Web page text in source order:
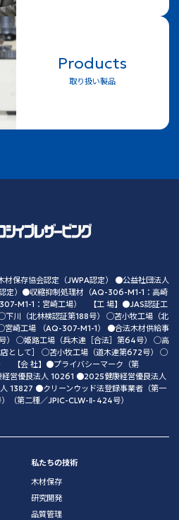
Products
取り扱い製品
材保存協会認定（JWPA認定） ●公益社団法人
定）●収縮抑制処理材（AQ-306-M1-1：高崎
M1-1：宮崎工場） 【工 場】●JAS認証工
川（北林検認証第188号） ◯苫小牧工場（北
崎工場 （AQ-307-M1-1） ●合法木材供給事
） ◯姫路工場（兵木連［合法］第64号） ◯高
として］ ◯苫小牧工場（道木連第672号） ◯
【会 社】●プライバシーマーク（第
営優良法人 10261 ●2025健康経営優良法人
13827 ●クリーンウッド法登録事業者（第一
（第二種／JPIC-CLW-Ⅱ-424号）
私たちの技術
木材保存
研究開発
品質管理